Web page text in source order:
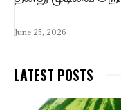
June 25, 2026
LATEST POSTS